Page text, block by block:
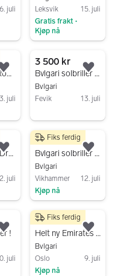
juli
Leksvik
15. juli
Gratis frakt •
Kjøp nå
Bvlgari Octo Roma
juli
Legg til som favoritt.
3 500 kr
Bvlgari solbriller runde brune dame
Bvlgari
Fevik
13. juli
Bvlgari Divas’ Dream selges
juli
Legg til som favoritt.
1 500 kr
Bvlgari solbriller dame svart
Bvlgari
Vikhammer
12. juli
Kjøp nå
Fiks ferdig
!
juli
Legg til som favoritt.
500 kr
Helt ny Emirates First Class x BVLGARI Toalettmappe / Sminkekoffert ✨
Bvlgari
Oslo
9. juli
Kjøp nå
Fiks ferdig